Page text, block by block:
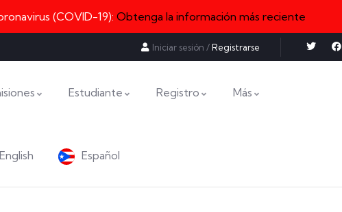
(COVID-19): Obtenga la información más reciente
Iniciar sesión /Registrarse
Estudiante Registro Más
English Español